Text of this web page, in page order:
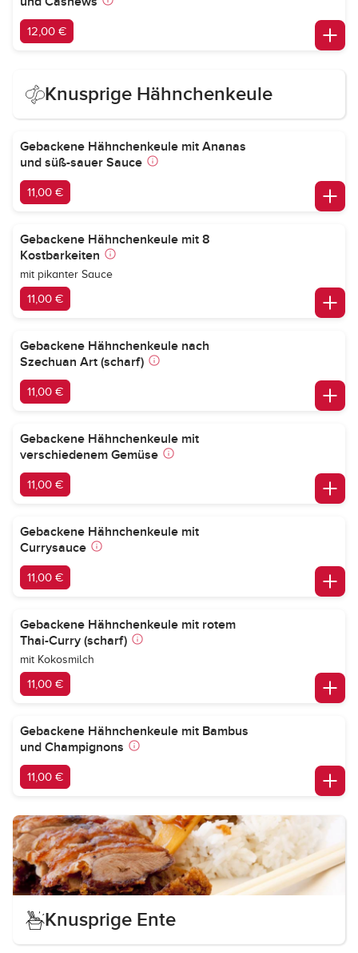
12,00 €
Knusprige Hähnchenkeule
Gebackene Hähnchenkeule mit Ananas
und süß-sauer Sauce
11,00 €
Gebackene Hähnchenkeule mit 8
Kostbarkeiten
mit pikanter Sauce
11,00 €
Gebackene Hähnchenkeule nach
Szechuan Art (scharf)
11,00 €
Gebackene Hähnchenkeule mit
verschiedenem Gemüse
11,00 €
Gebackene Hähnchenkeule mit
Currysauce
11,00 €
Gebackene Hähnchenkeule mit rotem
Thai-Curry (scharf)
mit Kokosmilch
11,00 €
Gebackene Hähnchenkeule mit Bambus
und Champignons
11,00 €
Knusprige Ente